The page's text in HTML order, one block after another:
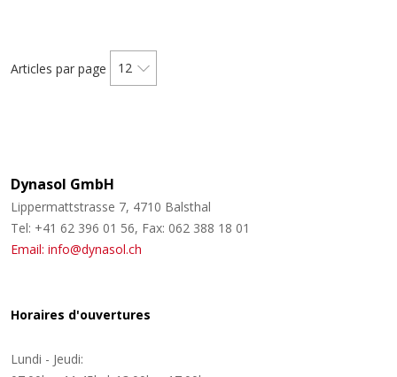
Articles par page 12
Dynasol GmbH
Lippermattstrasse 7, 4710 Balsthal
Tel: +41 62 396 01 56, Fax: 062 388 18 01
Email: info@dynasol.ch
Horaires d'ouvertures
Lundi - Jeudi: